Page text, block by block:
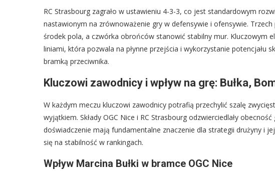
RC Strasbourg zagrało w ustawieniu 4-3-3, co jest standardowym
nastawionym na zrównoważenie gry w defensywie i ofensywie.
środek pola, a czwórka obrońców stanowić stabilny mur. Kluczowym
liniami, która pozwala na płynne przejścia i wykorzystanie potencjału
bramką przeciwnika.
Kluczowi zawodnicy i wpływ na grę: Bułka,
W każdym meczu kluczowi zawodnicy potrafią przechylić szalę
wyjątkiem. Składy OGC Nice i RC Strasbourg odzwierciedlały
doświadczenie mają fundamentalne znaczenie dla strategii drużyny i
się na stabilność w rankingach.
Wpływ Marcina Bułki w bramce OGC Nice